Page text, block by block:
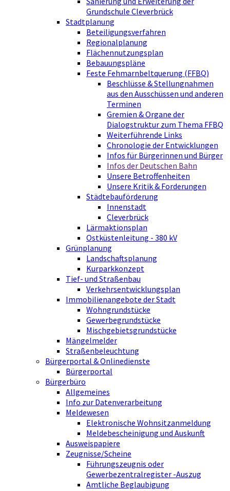
Grundschule Cleverbrück
Stadtplanung
Beteiligungsverfahren
Regionalplanung
Flächennutzungsplan
Bebauungspläne
Feste Fehmarnbeltquerung (FFBQ)
Beschlüsse & Stellungnahmen
aus den Ausschüssen und anderen
Terminen
Gremien & Organe der
Dialogstruktur zum Thema FFBQ
Weiterführende Links
Chronologie der Entwicklungen
Infos für Bürgerinnen und Bürger
Infos der Deutschen Bahn
Unsere Betroffenheiten
Unsere Kritik & Forderungen
Städtebauförderung
Innenstadt
Cleverbrück
Lärmaktionsplan
Ostküstenleitung - 380 kV
Grünplanung
Landschaftsplanung
Kurparkkonzept
Tief- und Straßenbau
Verkehrsentwicklungsplan
Immobilienangebote der Stadt
Wohngrundstücke
Gewerbegrundstücke
Mischgebietsgrundstücke
Mängelmelder
Straßenbeleuchtung
Bürgerportal & Onlinedienste
Bürgerportal
Bürgerbüro
Allgemeines
Info zur Datenverarbeitung
Meldewesen
Elektronische Wohnsitzanmeldung
Meldebescheinigung und Auskunft
Ausweispapiere
Zeugnisse/Scheine
Führungszeugnis oder
Gewerbezentralregister -Auszug
Amtliche Beglaubigung